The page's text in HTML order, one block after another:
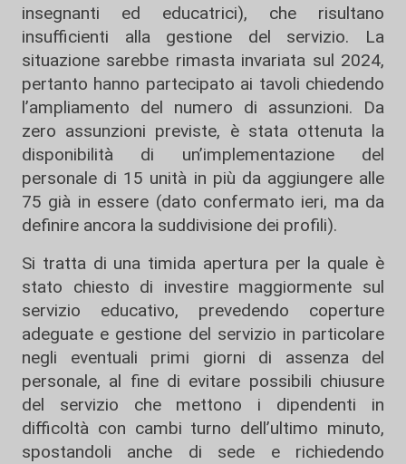
insegnanti ed educatrici), che risultano
insufficienti alla gestione del servizio. La
situazione sarebbe rimasta invariata sul 2024,
pertanto hanno partecipato ai tavoli chiedendo
l’ampliamento del numero di assunzioni. Da
zero assunzioni previste, è stata ottenuta la
disponibilità di un’implementazione del
personale di 15 unità in più da aggiungere alle
75 già in essere (dato confermato ieri, ma da
definire ancora la suddivisione dei profili).
Si tratta di una timida apertura per la quale è
stato chiesto di investire maggiormente sul
servizio educativo, prevedendo coperture
adeguate e gestione del servizio in particolare
negli eventuali primi giorni di assenza del
personale, al fine di evitare possibili chiusure
del servizio che mettono i dipendenti in
difficoltà con cambi turno dell’ultimo minuto,
spostandoli anche di sede e richiedendo